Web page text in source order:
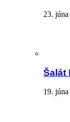
23.
Šalát
19.